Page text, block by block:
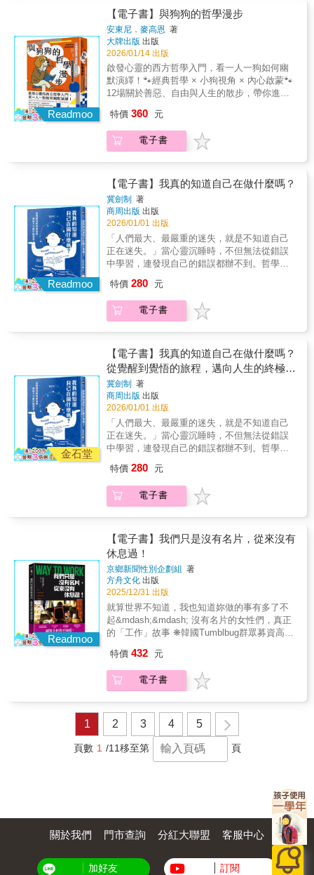
與語言、意識等議題，甚至觸及AI所造成的社
會與法律問題，科克爾柏格與岡克爾嘗試以當
代哲學、語言學、思想實驗與溝通理論回應這
些嶄新的議題，使我們重新思考AI對於語言、
意識與作者權威性等所造成的衝擊。
事物，喚醒人類最原始也最難推理和消除的恐
怖情緒，由此釐清人類到底身處何處。【你是
知識控嗎？關於牛津通識課】用最簡明直白的
方式，了解現代人最需要知道的大問題。牛津
通識課（Very Short Introductions，簡稱VSI）
是英國牛津大學出版社（Oxford University
Press）的系列叢書，秉持「為所有讀者提供一
個可讀性強且包羅萬千的工具書圖書館」的信
念，於1995年首次推出，多年來已出版近700本
學、醫學、自然科學、政治等數十多種領域。
每一本書對應一個主題，由該領域公認的專家
撰寫，篇幅簡潔精煉，並提供進一步深度閱讀
級知識框架。
科技帶來的挑戰，反而可能錯失跳出框架、重
新思考語言與書寫的契機。」——〈是誰在說
話重要嗎？從瑞斗日記到對話式AI的信任難
題〉本書簡介在AI時代，人類正面臨前所未有
的危機！只要輸入幾句話就可以生成文章、圖
片與任何所想要的東西，AI徹底翻轉「只有人
類能做到的事」的認知，同時也動搖了人類的
地位，迫使我們重新思考AI與我們之間的關
係。這引起諸多在哲學上的關鍵問題：☛AI有
自我意識嗎？二○二二年六月，前Google工程師
勒模因曾宣稱LaDMA具有自我意識，即使最後
不了了之，但是AI是否具有意識始終是幽靈般
類，但是AI能「理解」自己在說什麼嗎？還是
只是鸚鵡學舌？☛AI可以成為「人類」嗎？直
到今天，諸多學術期刊與雜誌仍然只將「作
者」的頭銜給予「真正的人類」，但是更多創
作者加入了與AI共同創作的行列，甚至要求給
予AI「作者」的頭銜......☛人類的寫作還有未來
嗎？羅蘭．巴特的「作者已死」成真！只要動
動手指、下提示詞，一篇文章彈指之間便可完
成。這是寫作的末路，還是另一個新世界？面
源，回歸最基礎的定義與哲學上的提問：什麼
是意識？什麼是語言？最重要的是，這些回答
是否可以延伸至AI上？作者馬克．科克爾柏格
與大衛．岡克爾專攻機械哲學與技術哲學，多
年鑽研機器、哲學與倫理相關的議題，本書不
僅介紹LLM技術的運作機制，循序漸進探索AI
與語言、意識等議題，甚至觸及AI所造成的社
會與法律問題，科克爾柏格與岡克爾嘗試以當
代哲學、語言學、思想實驗與溝通理論回應這
些嶄新的議題，使我們重新思考AI對於語言、
意識與作者權威性等所造成的衝擊。
身巴黎沒落家庭的西蒙．波娃，自青少年時期
起便自覺格格不入。不同於她的同儕，她不願
做個家庭主婦，當時的社會卻不看好女性讀書
學習，被困在傳統思想中的她，只好不斷探詢
生命存在的意義。在索邦求學、與沙特並肩切
磋的經歷，幾乎改變了西蒙．波娃的一生。
1949年，她以《第二性》正面拆解「女人」的
社會建構，激起歐洲輿論海嘯。此後，她投身
政治與女性主義運動，從阿爾及利亞獨立到法
這些傳奇的背後，卻是長年的孤獨與自我懷
疑。西蒙．波娃在愛與思想之中拉扯，因飽受
批評而困頓。她渴望思想的純粹，也渴望被理
解的溫度；她寫下《第二性》揭露女性的處
境，卻在私人書信中坦白自己仍無法完全擺脫
依附的痛苦。隨著貝爾記者的訪談，我們可以
看到一個偉大思想家曾經的掙扎與依戀──正是
這份渴望，成就了一代思想家。她的一生，不
是為了成為誰的偶像，而是為了讓所有女人都
能成為自己。
Readmoo
【電子書】與狗狗的哲學漫步
安東尼．麥高恩 著
大牌出版 出版
2026/01/14 出版
啟發心靈的西方哲學入門，看一人一狗如何幽
默演繹！🐾經典哲學 × 小狗視角 × 內心啟蒙🐾
12場關於善惡、自由與人生的散步，帶你進入
解尼采的善惡觀、康德的自由觀、叔本華的生
命意義哲學……以好奇叩問日常，以疑問拆解
世界！│沒有唯一正解的路線，正是哲學的樂趣
路線──這些路線在方向、距離，甚至目的上都
可能截然不同……這些不同的方法，正反映出
哲學獨特的混合性質。」本書依循蘇格拉底的
對話傳統，作者安東尼．麥高恩與小狗莫提從
「好狗或壞狗」的善惡觀談起，一路探索倫理
學、知識論，及形上學等哲學大哉問，顛覆你
習以為常的認知。只要跟著聊天節奏，你會發
現，哲學可以賦予你力量，讓你成為更好的
人，思考正確的行動準則與人生目標。它會引
在？現實的最終本質是什麼？我怎麼知道冰箱
門關上時，那盞燈究竟有沒有熄滅？│給初學者
的哲學漫遊史，│不同路線，都能激發你新的思
考：漫步1 什麼是好狗，什麼是壞狗？漫步
2 該追求什麼，才能活出真正的幸福？漫步3
要做對的事，還是做結果最好的事？漫步4 人
類真的能自由做選擇嗎？漫步5 只要三步驟，
就能破解錯誤邏輯？漫步6 存在的本質是什
麼？漫步7 是什麼使一隻狗成為「狗」？漫步8
如何確定我們知道的都是真的？漫步9 閉起雙
眼，世界就不存在了？漫步10 知識的邊界在哪
裡？漫步11 科學真的中立客觀嗎？漫步12 生命
想之旅──吐槽、腦洞大開、據理力爭……那小
小腦袋能懂的語言，你一定也行！快翻開本
書，跟上他們的步伐──跨越時空的思想漫遊，
即刻出發！
特價 360 元
電子書
Readmoo
【電子書】我真的知道自己在做什麼嗎？
冀劍制
著
商周出版 出版
2026/01/01 出版
「人們最大、最嚴重的迷失，就是不知道自己
正在迷失。」當心靈沉睡時，不但無法從錯誤
中學習，連發現自己的錯誤都辦不到。哲學家
一步步傳授自覺的智慧，教你如何察覺那些暗
中影響行為的因子：- 錯誤知識：我現在的判
斷標準，是事實，還是錯誤資訊？- 自我中
個議題？- 負面想法：我現在的壞心情，到底
從何而來？本書透過四十五個章節，以生活化
的案例、幽默詼諧的筆觸，教你如何從「渾然
不覺」的狀態中覺醒，不僅撥開心中的迷霧，
看清一舉一動背後的動機，還能克服這些因
子，在人生的道路上，做出對自己也對他人最
明智的決定。好評推薦甘偵蓉 | 東海大學哲學
系助理教授哲學普及Youtuber 超級歪
（SuperY）鐘穎 | 心理學作家、愛智者書窩版
主
特價 280 元
電子書
金石堂
【電子書】我真的知道自己在做什麼嗎？
從覺醒到覺悟的旅程，邁向人生的終極智
慧
冀劍制
著
商周出版 出版
2026/01/01 出版
「人們最大、最嚴重的迷失，就是不知道自己
正在迷失。」當心靈沉睡時，不但無法從錯誤
中學習，連發現自己的錯誤都辦不到。哲學家
一步步傳授自覺的智慧，教你如何察覺那些暗
中影響行為的因子：- 錯誤知識：我現在的判
斷標準，是事實，還是錯誤資訊？- 自我中
個議題？- 負面想法：我現在的壞心情，到底
從何而來？本書透過四十五個章節，以生活化
的案例、幽默詼諧的筆觸，教你如何從「渾然
不覺」的狀態中覺醒，不僅撥開心中的迷霧，
看清一舉一動背後的動機，還能克服這些因
子，在人生的道路上，做出對自己也對他人最
明智的決定。好評推薦甘偵蓉 | 東海大學哲學
系助理教授哲學普及Youtuber 超級歪
（SuperY）鐘穎 | 心理學作家、愛智者書窩版
主
特價 280 元
電子書
Readmoo
【電子書】我們只是沒有名片，從來沒有
休息過！
京鄉新聞性別企劃組 著
方舟文化 出版
2025/12/31 出版
就算世界不知道，我也知道妳做的事有多了不
起&mdash;&mdash; 沒有名片的女性們，真正
的「工作」故事 ❋韓國Tumblbug群眾募資高速
導獎」 ❋兩性平等媒體獎 大賞 ❋韓國記者協
會「本月記者獎」 ❋第54屆韓國記者獎 ❋慶祝
創刊76週年「京鄉大獎」得獎作品 「我們
作』。」 京鄉新聞性別企劃團隊訪談了數
十位女性，記錄她們的人生， 以新聞報導
形式公開後，透過社群募資迅速達成1,442%的
集資目標， 獲得熱烈迴響，終於以單行本
訪談集， 講述了終其一生往返家中與外
面、身兼多職的女性們。 但比起姓名，人
&hellip;&hellip; 女性們吃苦打拚的故事太
常見，常見到甚至被視為無關緊要， 現
在，我們將試圖傾聽那些講述常見故事的人們
的聲音， 透過這本書，我們想為這些女性
特價 432 元
電子書
1 2 3 4 5
頁數 1 /11移至第 頁
關於我們 門市查詢 分紅大聯盟 客服中心
加好友 訂閱